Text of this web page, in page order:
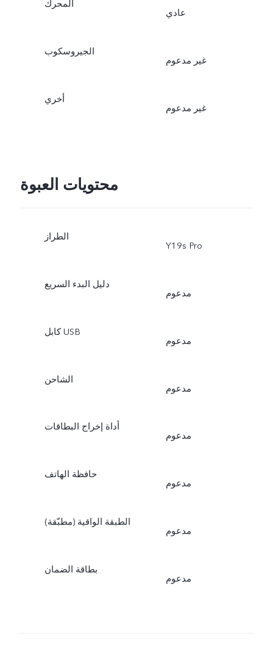
المحرك
عادي
الجيروسكوب
غير مدعوم
أخري
غير مدعوم
محتويات العبوة
الطراز
Y19s Pro
دليل البدء السريع
مدعوم
كابل USB
مدعوم
الشاحن
مدعوم
أداة إخراج البطاقات
مدعوم
حافظة الهاتف
مدعوم
الطبقة الواقية (مطبّقة)
مدعوم
بطاقة الضمان
مدعوم